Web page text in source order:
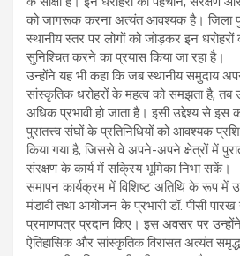
को जागरूक करना अत्यंत आवश्यक है। जिला
स्थानीय स्तर पर लोगों को जोड़कर इन धरोहरों
सुनिश्चित करने का प्रयास किया जा रहा है।
उन्होंने यह भी कहा कि जब स्थानीय समुदाय
सांस्कृतिक धरोहरों के महत्व को समझता है,
अधिक प्रभावी हो जाता है। इसी उद्देश्य से इस
पुरातत्त्व संघों के प्रतिनिधियों को आवश्यक
किया गया है, जिससे वे अपने-अपने क्षेत्रों में
संरक्षण के कार्य में सक्रिय भूमिका निभा सकें।
समापन कार्यक्रम में विशिष्ट अतिथि के रूप में
मंडावी तथा आयोजन के प्रभारी डॉ. पीसी पारख
प्रमाणपत्र प्रदान किए। इस अवसर पर
ऐतिहासिक और सांस्कृतिक विरासत अत्यंत